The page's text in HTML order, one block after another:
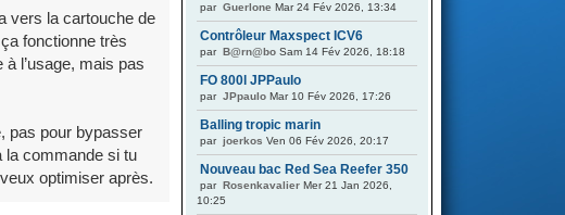
vers la cartouche de
fonctionne très
l’usage, mais pas
pas pour bypasser
la commande si tu
optimiser après.
par Guerlone Mar 24 Fév 2026, 13:34
Contrôleur Maxspect ICV6
par B@rn@bo Sam 14 Fév 2026, 18:18
FO 800l JPPaulo
par JPpaulo Mar 10 Fév 2026, 17:26
Balling tropic marin
par joerkos Ven 06 Fév 2026, 20:17
Nouveau bac Red Sea Reefer 350
par Rosenkavalier Mer 21 Jan 2026,
10:25